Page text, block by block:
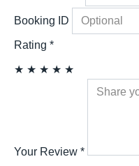
Booking ID
Rating *
★ ★ ★ ★ ★
Your Review *